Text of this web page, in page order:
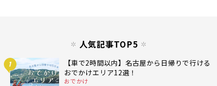
人気記事TOP5
1
【車で2時間以内】名古屋から日帰りで行ける
おでかけエリア12選！
おでかけ